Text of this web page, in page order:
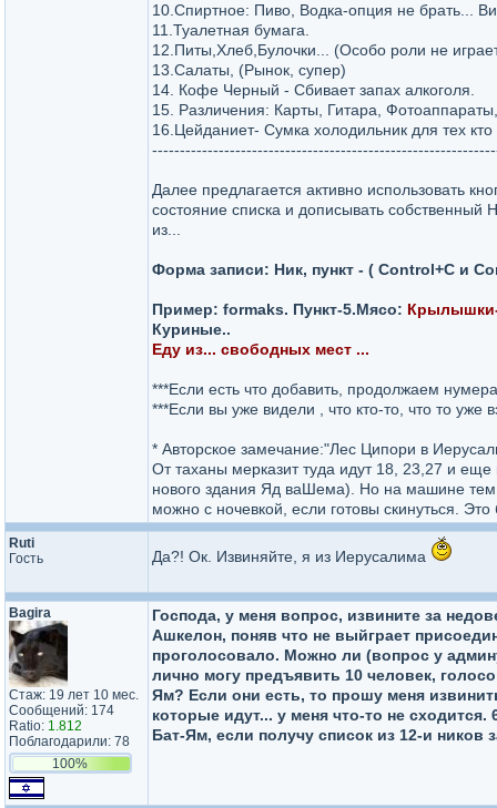
10.Спиртное: Пиво, Водка-опция не брать...
11.Туалетная бумага.
12.Питы,Хлеб,Булочки... (Особо роли не
13.Салаты, (Рынок, супер)
14. Кофе Черный - Сбивает запах алкоголя.
15. Различения: Карты, Гитара,
16.Цейданиет- Сумка холодильник для тех
Далее предлагается активно использовать
состояние списка и дописывать собственный
из...
Форма записи: Ник, пункт - ( Control+C и
Пример: formaks. Пункт-5.Мясо:
Куриные..
Еду из... свободных мест ...
***Если есть что добавить, продолжаем
***Если вы уже видели , что кто-то, что то уже
* Авторское замечание:"Лес Ципори в
От таханы мерказит туда идут 18, 23,27 и
нового здания Яд ваШема). Но на машине тем,
можно с ночевкой, если готовы скинуться.
Ruti
Гость
Да?! Ок. Извиняйте, я из Иерусалима
Bagira
Стаж: 19 лет 10 мес.
Сообщений: 174
Ratio: 1.812
Поблагодарили: 78
100%
Господа, у меня вопрос, извините за
Ашкелон, поняв что не выйграет
проголосовало. Можно ли (вопрос у
лично могу предъявить 10 человек,
Ям? Если они есть, то прошу меня
которые идут... у меня что-то не
Бат-Ям, если получу список из 12-и ников